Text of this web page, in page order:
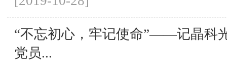
“不忘初心，牢记使命”——记晶科
党员...